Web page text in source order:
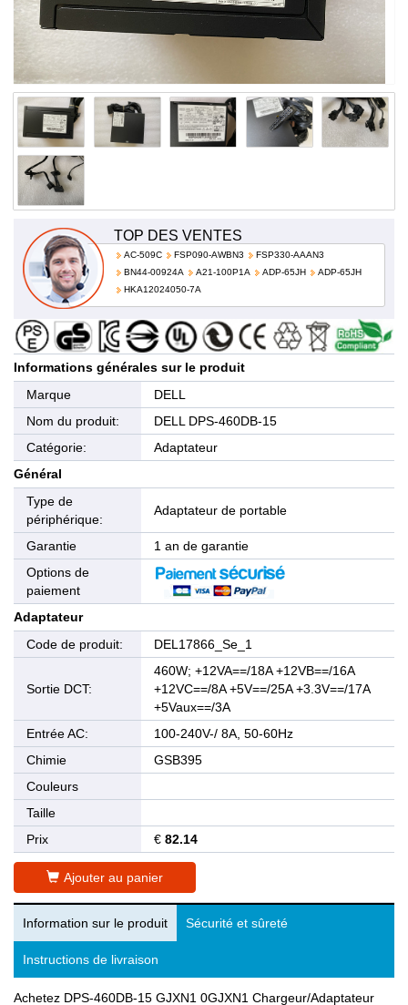
TOP DES VENTES
AC-509C FSP090-AWBN3
FSP330-AAAN3
BN44-00924A
A21-100P1A ADP-65JH
ADP-65JH
HKA12024050-7A
Informations générales sur le produit
Marque
DELL
Nom du produit:
DELL DPS-460DB-15
Catégorie:
Adaptateur
Général
Type de
périphérique:
Adaptateur de portable
Garantie
1 an de garantie
Options de
paiement
Adaptateur
Code de produit:
DEL17866_Se_1
Sortie DCT:
460W; +12VA==/18A +12VB==/16A
+12VC==/8A +5V==/25A +3.3V==/17A
+5Vaux==/3A
Entrée AC:
100-240V-/ 8A, 50-60Hz
Chimie
GSB395
Couleurs
Taille
Prix
€ 82.14
Ajouter au panier
Information sur le produit Sécurité et sûreté
Instructions de livraison
Achetez DPS-460DB-15 GJXN1 0GJXN1 Chargeur/Adaptateur